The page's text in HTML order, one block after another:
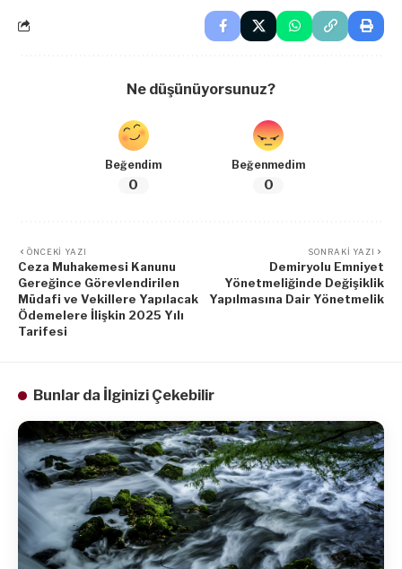
Ne düşünüyorsunuz?
Beğendim
0
Beğenmedim
0
ÖNCEKI YAZI
Ceza Muhakemesi Kanunu
Gereğince Görevlendirilen
Müdafi ve Vekillere Yapılacak
Ödemelere İlişkin 2025 Yılı
Tarifesi
SONRAKI YAZI
Demiryolu Emniyet
Yönetmeliğinde Değişiklik
Yapılmasına Dair Yönetmelik
Bunlar da İlginizi Çekebilir